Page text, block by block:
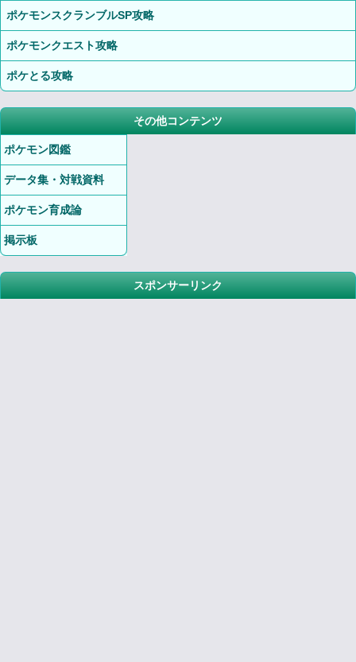
ポケモンスクランブルSP攻略
ポケモンクエスト攻略
ポケとる攻略
その他コンテンツ
ポケモン図鑑
データ集・対戦資料
ポケモン育成論
掲示板
スポンサーリンク